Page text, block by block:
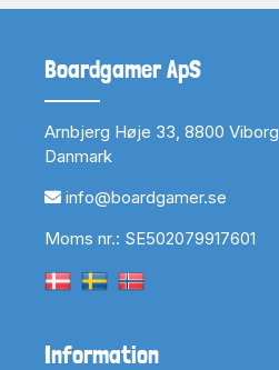
Boardgamer ApS
Arnbjerg Høje 33, 8800 Viborg
Danmark
info@boardgamer.se
Moms nr.: SE502079917601
Information